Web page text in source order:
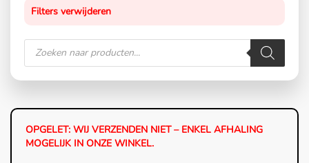
Filters verwijderen
OPGELET: WIJ VERZENDEN NIET – ENKEL AFHALING
MOGELIJK IN ONZE WINKEL.